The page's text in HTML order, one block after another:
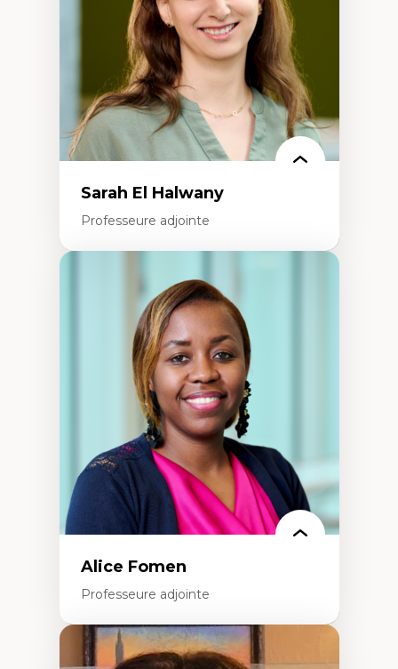
les auditoires médiatiques
Épistémologie des techniques de recherche
numérique et l’IA
Théorie des droits de la personne
La pensée politique d’Hannah Arendt
La pensée politique à l’ère numérique
Justice internationale et normes
internationales
Sarah El Halwany
Professeure adjointe
Les apports pédagogiques des théories de
l'affect, du posthumanisme, du féminisme
dans l'éducation aux sciences
L'apprentissage des sciences/STIM dans une
perspective socioécologique de care
L’insertion professionnelle des
enseignant.e.s
Alice Fomen
Professeure adjointe
Expertises